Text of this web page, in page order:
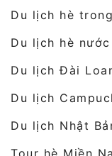
Du lịch hè
Du lịch hè
Du lịch Đài
Du lịch
Du lịch Nhật